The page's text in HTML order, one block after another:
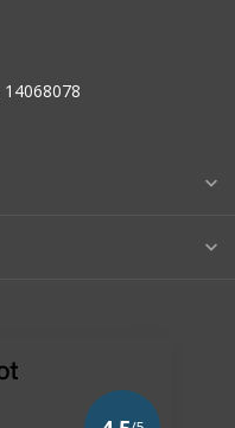
14068078